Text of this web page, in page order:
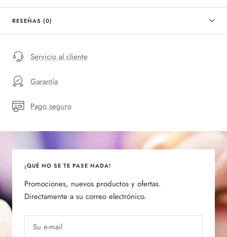
RESEÑAS (0)
Servicio al cliente
Garantía
Pago seguro
¡QUÉ NO SE TE PASE NADA!
Promociones, nuevos productos y ofertas.
Directamente a su correo electrónico.
Su e-mail